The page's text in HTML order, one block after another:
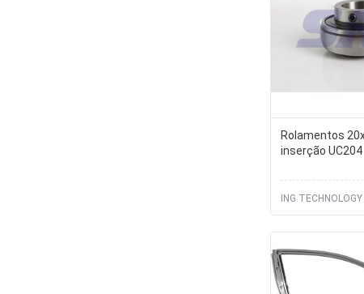
Rolamentos
inserção UC204
ING TECHNOLOGY